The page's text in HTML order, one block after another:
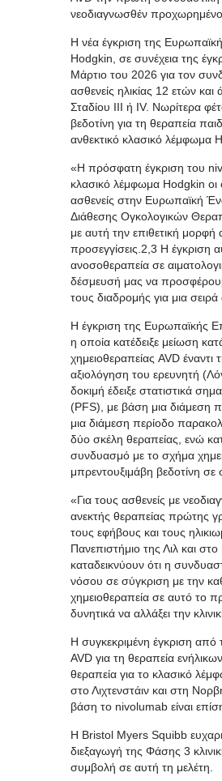
νεοδιαγνωσθέν
Η νέα έγκριση της
Hodgkin, σε συνέχεια της
Μάρτιο του 2026 για τον
ασθενείς ηλικίας 12 ετών
Σταδίου III ή IV. Νωρίτερα
βεδοτίνη για τη θεραπεία
ανθεκτικό κλασικό λέμφωμα
«Η πρόσφατη έγκριση του
κλασικό λέμφωμα Hodgkin οι
ασθενείς στην Ευρωπαϊκή
Διάθεσης Ογκολογικών
με αυτή την επιθετική μορφή
προσεγγίσεις.2,3 Η έγκριση
ανοσοθεραπεία σε
δέσμευσή μας να
τους διαδρομής για μια
Η έγκριση της Ευρωπαϊκής
η οποία κατέδειξε μείωση
χημειοθεραπείας AVD
αξιολόγηση του ερευνητή
δοκιμή έδειξε στατιστικά
(PFS), με βάση μια
μια διάμεση περίοδο
δύο σκέλη θεραπείας, ενώ
συνδυασμό με το σχήμα
μπρεντουξιμάβη βεδοτίνη
«Για τους ασθενείς με
ανεκτής θεραπείας πρώτης
τους εφήβους και τους
Πανεπιστήμιο της Λιλ και
καταδεικνύουν ότι η
νόσου σε σύγκριση με την
χημειοθεραπεία σε αυτό το
δυνητικά να αλλάξει την
Η συγκεκριμένη έγκριση
AVD για τη θεραπεία
θεραπεία για το κλασικό
στο Λιχτενστάιν και στη
βάση το nivolumab είναι
Η Bristol Myers Squibb
διεξαγωγή της Φάσης 3
συμβολή σε αυτή τη μελέτη.